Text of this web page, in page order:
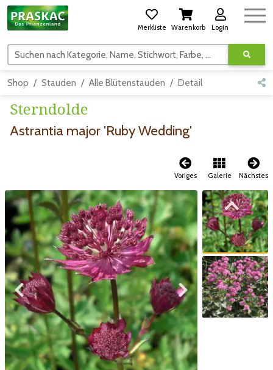
Merkliste Warenkorb Login
Suchen nach Kategorie, Name, Stichwort, Farbe, usw.
Shop Stauden Alle Blütenstauden Detail
Sterndolde
Astrantia major 'Ruby Wedding'
Voriges Galerie Nächstes
Zum vorigen Bild Zum nächsten Bild
Zum vorigen Bild